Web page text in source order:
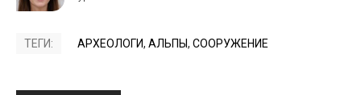
ТЕГИ: АРХЕОЛОГИ, АЛЬПЫ, СООРУЖЕНИЕ